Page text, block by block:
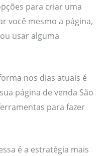
para criar uma
você mesmo a página,
usar alguma
nos dias atuais é
página de venda São
para fazer
é a estratégia mais